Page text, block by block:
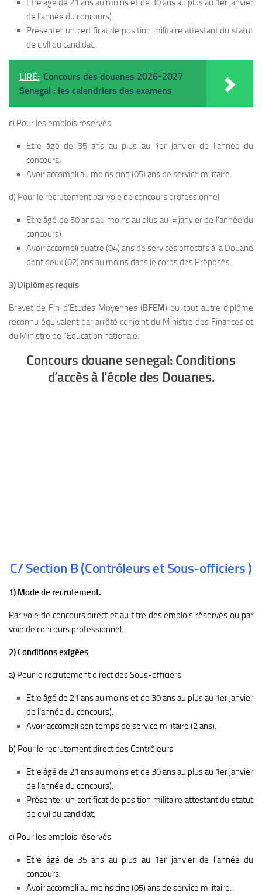
Etre âgé de 21 ans au moins et de 30 ans au plus au 1er janvier
de l’année du concours).
Présenter un certificat de position militaire attestant du statut
de civil du candidat.
LIRE: Concours des douanes 2026-2027
Senegal : les calendriers des examens
c) Pour les emplois réservés
Etre âgé de 35 ans au plus au 1er janvier de l’année du
concours.
Avoir accompli au moins cinq (05) ans de service militaire.
d) Pour le recrutement par voie de concours professionnel
Etre âgé de 50 ans au moins au plus au i= janvier de l’année du
concours).
Avoir accompli quatre (04) ans de services effectifs à la Douane
dont deux (02) ans au moins dans le corps des Préposés.
3) Diplômes requis
Brevet de Fin d’Etudes Moyennes (BFEM) ou tout autre diplôme
reconnu équivalent par arrêté conjoint du Ministre des Finances et
du Ministre de l’Education nationale.
Concours douane senegal: Conditions
d’accès à l’école des Douanes.
C/ Section B (Contrôleurs et Sous-officiers )
1) Mode de recrutement.
Par voie de concours direct et au titre des emplois réservés ou par
voie de concours professionnel.
2) Conditions exigées
a) Pour le recrutement direct des Sous-officiers
Etre âgé de 21 ans au moins et de 30 ans au plus au 1er janvier
de l’année du concours).
Avoir accompli son temps de service militaire (2 ans).
b) Pour le recrutement direct des Contrôleurs
Etre âgé de 21 ans au moins et de 30 ans au plus au 1er janvier
de l’année du concours).
Présenter un certificat de position militaire attestant du statut
de civil du candidat.
c) Pour les emplois réservés
Etre âgé de 35 ans au plus au 1er janvier de l’année du
concours.
Avoir accompli au moins cinq (05) ans de service militaire.